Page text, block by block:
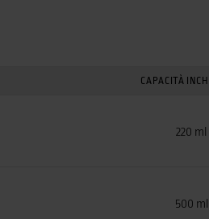
CAPACITÀ
220 ml
500 ml